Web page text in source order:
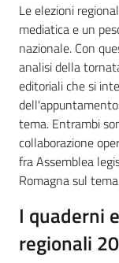
Le elezioni
mediatica e un
nazionale. Con
analisi della
editoriali che si
tema. Entrambi
collaborazione
fra Assemblea
Romagna sul
I quaderni
regionali